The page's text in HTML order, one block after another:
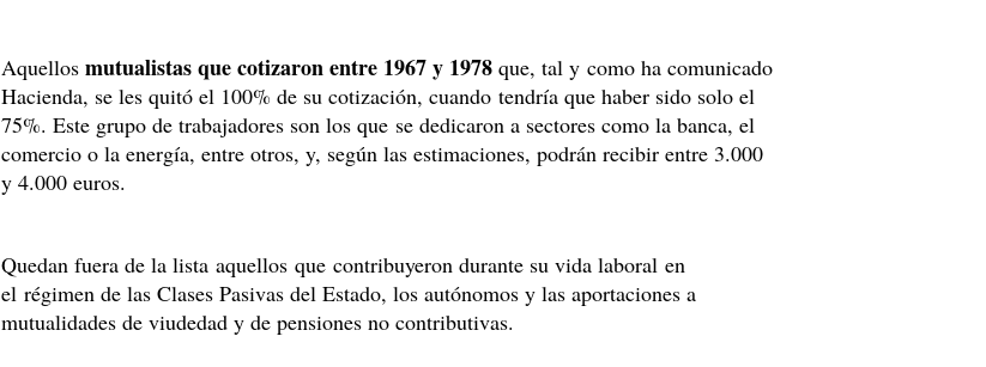
Aquellos mutualistas que cotizaron entre 1967 y 1978 que, tal y como ha comunicado
Hacienda, se les quitó el 100% de su cotización, cuando tendría que haber sido solo el
75%. Este grupo de trabajadores son los que se dedicaron a sectores como la banca, el
comercio o la energía, entre otros, y, según las estimaciones, podrán recibir entre 3.000
y 4.000 euros.
Quedan fuera de la lista aquellos que contribuyeron durante su vida laboral en
el régimen de las Clases Pasivas del Estado, los autónomos y las aportaciones a
mutualidades de viudedad y de pensiones no contributivas.